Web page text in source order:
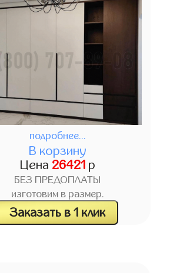
подробнее...
В корзину
Цена 26421 р
БЕЗ ПРЕДОПЛАТЫ
изготовим в размер.
Заказать в 1 клик